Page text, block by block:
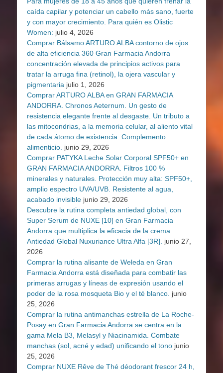
caída capilar y potenciar un cabello más sano, fuerte
y con mayor crecimiento. Para quién es Olistic
Women: julio 4, 2026
Comprar Bálsamo ARTURO ALBA contorno de ojos
de alta eficiencia 360 Gran Farmacia Andorra
concentración elevada de principios activos para
tratar la arruga fina (retinol), la ojera vascular y
pigmentaria julio 1, 2026
Comprar ARTURO ALBA en GRAN FARMACIA
ANDORRA. Chronos Aeternum. Un gesto de
resistencia elegante frente al desgaste. Un tributo a
las mitocondrias, a la memoria celular, al aliento vital
de cada átomo de existencia. Complemento
alimenticio. junio 29, 2026
Comprar PATYKA Leche Solar Corporal SPF50+ en
GRAN FARMACIA ANDORRA. Filtros 100 %
minerales y naturales. Protección muy alta: SPF50+,
amplio espectro UVA/UVB. Resistente al agua,
acabado invisible junio 29, 2026
Descubre la rutina completa antiedad global, con
Super Serum de NUXE [10] en Gran Farmacia
Andorra que multiplica la eficacia de la crema
Antiedad Global Nuxuriance Ultra Alfa [3R]. junio 27,
2026
Comprar la rutina alisante de Weleda en Gran
Farmacia Andorra está diseñada para combatir las
primeras arrugas y líneas de expresión usando el
poder de la rosa mosqueta Bio y el té blanco. junio
25, 2026
Comprar la rutina antimanchas estrella de La Roche-
Posay en Gran Farmacia Andorra se centra en la
gama Mela B3, Melasyl y Niacinamida. Combate
manchas (sol, acné y edad) unificando el tono junio
25, 2026
Comprar NUXE Rêve de Thé déodorant frescor 24 h,